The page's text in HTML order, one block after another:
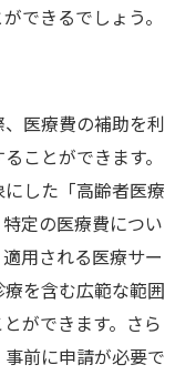
できるでしょう。
医療費の補助を利
ことができます。
した「高齢者医療
定の医療費につい
用される医療サー
を含む広範な範囲
ができます。さら
前に申請が必要で